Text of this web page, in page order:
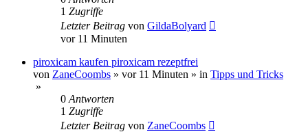
1 Zugriffe
Letzter Beitrag von GildaBolyard
vor 11 Minuten
piroxicam kaufen piroxicam rezeptfrei
von ZaneCoombs » vor 11 Minuten » in Tipps und Tricks
»
0 Antworten
1 Zugriffe
Letzter Beitrag von ZaneCoombs